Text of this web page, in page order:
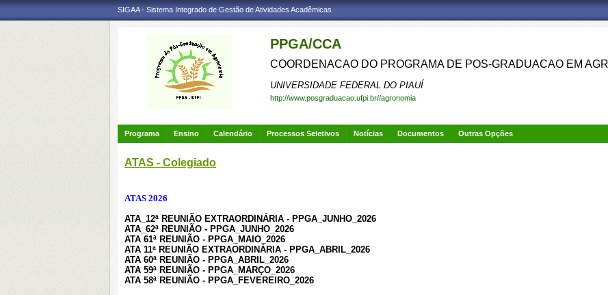
SIGAA - Sistema Integrado de Gestão de Atividades Acadêmicas
PPGA/CCA
COORDENACAO DO PROGRAMA DE POS-GRADUACAO EM
UNIVERSIDADE FEDERAL DO PIAUÍ
http://www.posgraduacao.ufpi.br//agronomia
Programa Ensino Calendário Processos Seletivos Notícias Documentos Outras Opções
ATAS - Colegiado
ATAS 2026
ATA_12ª REUNIÃO EXTRAORDINÁRIA - PPGA_JUNHO_2026
ATA_62ª REUNIÃO - PPGA_JUNHO_2026
ATA 61ª REUNIÃO - PPGA_MAIO_2026
ATA 11ª REUNIÃO EXTRAORDINÁRIA - PPGA_ABRIL_2026
ATA 60ª REUNIÃO - PPGA_ABRIL_2026
ATA 59ª REUNIÃO - PPGA_MARÇO_2026
ATA 58ª REUNIÃO - PPGA_FEVEREIRO_2026